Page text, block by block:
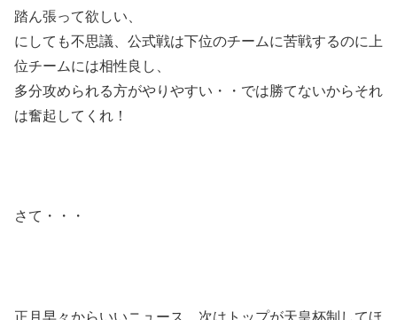
踏ん張って欲しい、
にしても不思議、公式戦は下位のチームに苦戦するのに上
位チームには相性良し、
多分攻められる方がやりやすい・・では勝てないからそれ
は奮起してくれ！
さて・・・
正月早々からいいニュース、次はトップが天皇杯制してほ